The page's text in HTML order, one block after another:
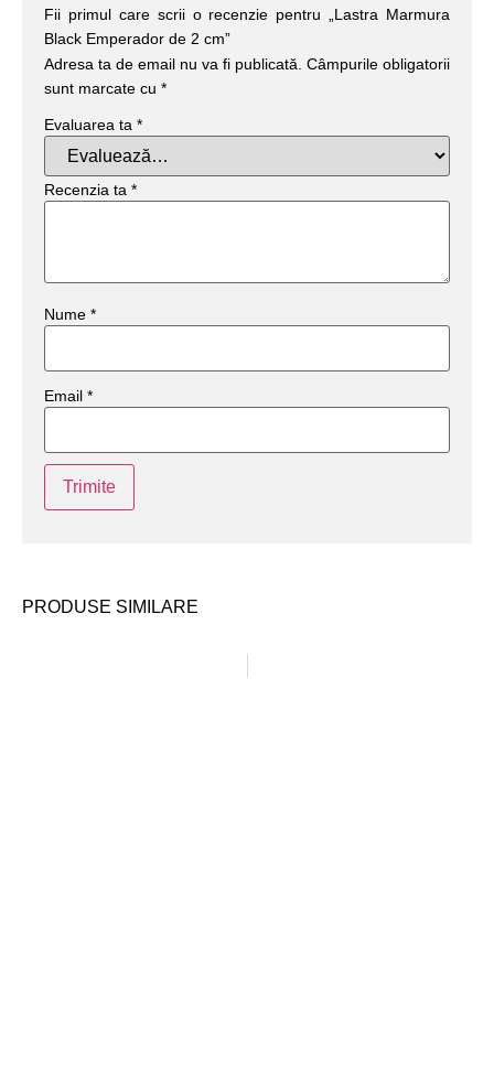
PRODUSE SIMILARE
Fii primul care scrii o recenzie pentru „Lastra Marmura
Black Emperador de 2 cm”
Adresa ta de email nu va fi publicată. Câmpurile obligatorii
sunt marcate cu *
Evaluarea ta *
Recenzia ta *
Nume *
Email *